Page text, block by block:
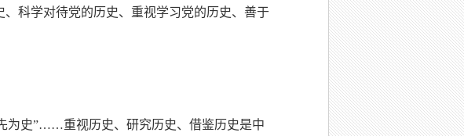
科学对待党的历史、重视学习党的历史、善于
为史”……重视历史、研究历史、借鉴历史是中